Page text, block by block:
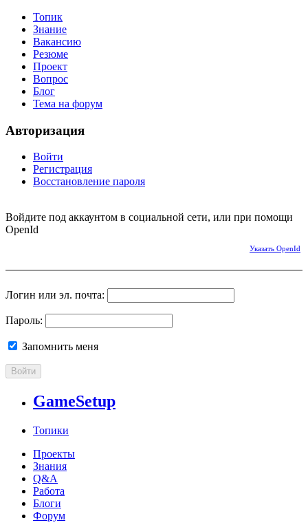
Топик
Знание
Вакансию
Резюме
Проект
Вопрос
Блог
Тема на форум
Авторизация
Войти
Регистрация
Восстановление пароля
Войдите под аккаунтом в социальной сети, или при помощи
OpenId
Указать OpenId
Логин или эл. почта:
Пароль:
Запомнить меня
Войти
GameSetup
Топики
Проекты
Знания
Q&A
Работа
Блоги
Форум